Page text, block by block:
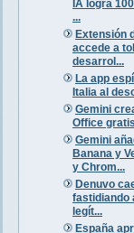
IA logra
...
Extensión
accede a
desarrol...
La app
Italia al
Gemini
Office
Gemini
Banana y
y Chrom...
Denuvo
fastidiando
legít...
España